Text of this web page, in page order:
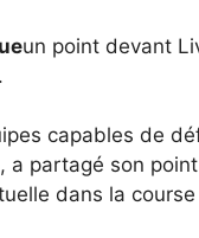
un point devant
capables de
partagé son
dans la